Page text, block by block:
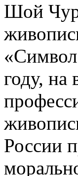
Шой
году, на
России